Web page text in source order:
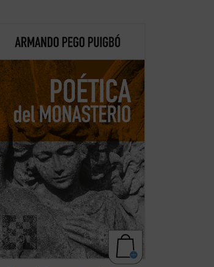
Poética del monasterioreflexiona
constituyen el horizonte social y
de las tres figuras: el
la escuela y la celda, reivindicando
una pedagogía humanista fundada en la
... (ver ficha)